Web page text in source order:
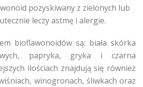
pozyskiwany z zielonych lub
leczy astmę i alergie.
bioflawonoidów są: biała skórka
papryka, gryka i czarna
ilościach znajdują się również
winogronach, śliwkach oraz